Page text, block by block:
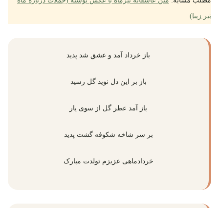
تیر زیبا)
باز خرداد آمد و عشق شد پدید
باز بر این دل نوید گل رسید
باز آمد عطر گل از سوی یار
بر سر شاخه شکوفه گشت پدید
خردادماهی عزیزم تولدت مبارک